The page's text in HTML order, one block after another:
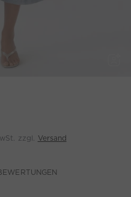
zzgl. Versand